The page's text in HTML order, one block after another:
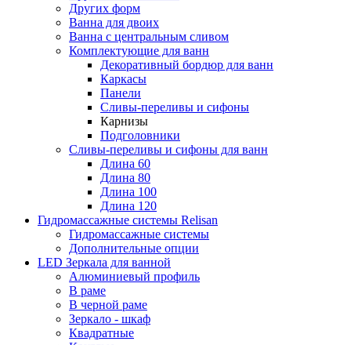
Других форм
Ванна для двоих
Ванна с центральным сливом
Комплектующие для ванн
Декоративный бордюр для ванн
Каркасы
Панели
Сливы-переливы и сифоны
Карнизы
Подголовники
Сливы-переливы и сифоны для ванн
Длина 60
Длина 80
Длина 100
Длина 120
Гидромассажные системы Relisan
Гидромассажные системы
Дополнительные опции
LED Зеркала для ванной
Алюминиевый профиль
В раме
В черной раме
Зеркало - шкаф
Квадратные